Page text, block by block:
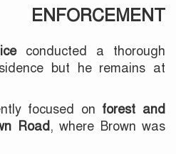
conducted a thorough
but he remains at
focused on forest and
Road, where Brown was